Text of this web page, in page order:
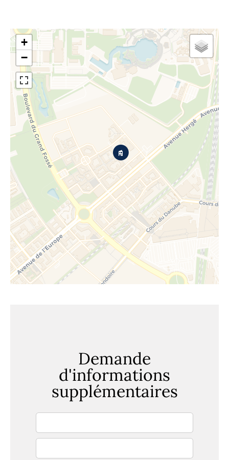
+
−
Demande
d'informations
supplémentaires